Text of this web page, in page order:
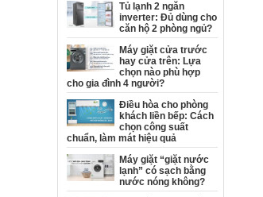
Tủ lạnh 2 ngăn
inverter: Đủ dùng cho
căn hộ 2 phòng ngủ?
Máy giặt cửa trước
hay cửa trên: Lựa
chọn nào phù hợp
cho gia đình 4 người?
Điều hòa cho phòng
khách liền bếp: Cách
chọn công suất
chuẩn, làm mát hiệu quả
Máy giặt “giặt nước
lạnh” có sạch bằng
nước nóng không?